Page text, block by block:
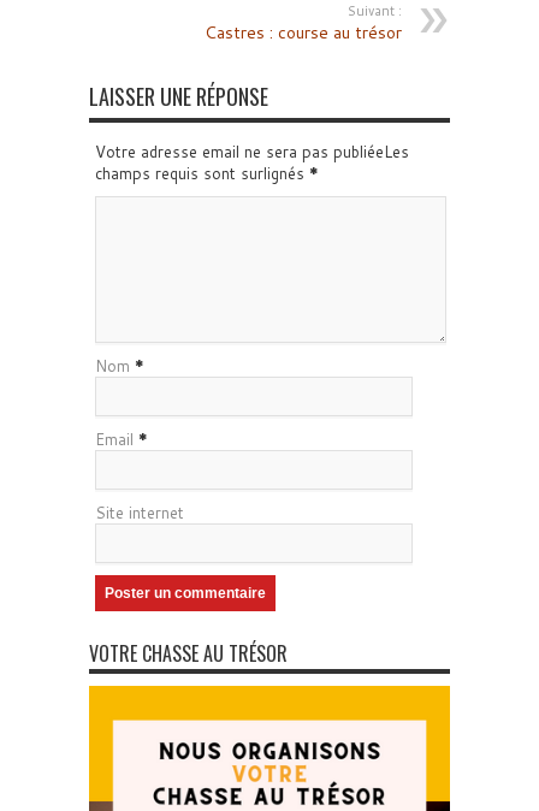
Suivant :
Castres : course au trésor
LAISSER UNE RÉPONSE
Votre adresse email ne sera pas publiéeLes
champs requis sont surlignés *
Nom *
Email *
Site internet
VOTRE CHASSE AU TRÉSOR